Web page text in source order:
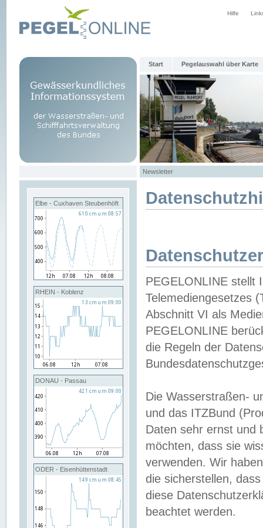
Hilfe
Start Pegelauswahl über Karte
Newsletter
Elbe - Cuxhaven Steubenhöft
RHEIN - Koblenz
DONAU - Passau
ODER - Eisenhüttenstadt
PEGELONLINE stellt
Telemediengesetzes
Abschnitt VI als
PEGELONLINE
die Regeln der
Die Wasserstraßen-
und das ITZBund
Daten sehr ernst und
möchten, dass sie
verwenden. Wir
die sicherstellen,
diese
beachtet werden.